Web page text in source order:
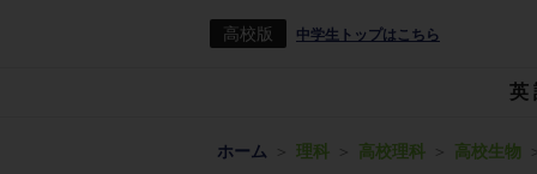
高校版 中学生トップはこちら
英
ホーム 理科 高校理科 高校生物